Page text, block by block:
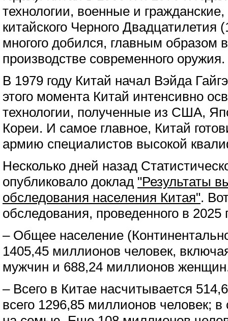
технологии, военные и
китайского Черного Двадцатилетия
многого добился, главным образом
производстве современного оружия.
В 1979 году Китай начал Вэйда
этого момента Китай интенсивно
технологии, полученные из США,
Кореи. И самое главное, Китай
армию специалистов высокой
Несколько дней назад
опубликовало доклад "Результаты
обследования населения Китая".
обследования, проведенного в 2025
– Общее население
1405,45 миллионов человек,
мужчин и 688,24 миллионов
– Всего в Китае насчитывается
всего 1296,85 миллионов человек;